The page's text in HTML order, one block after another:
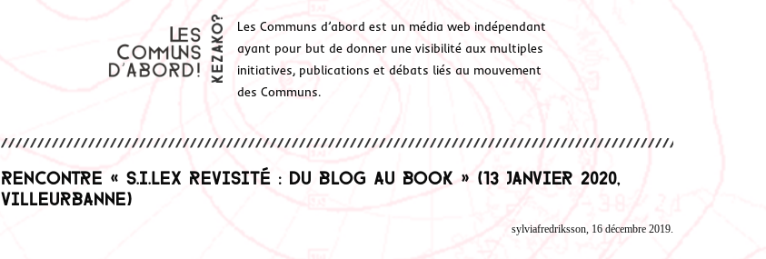
Les Communs d’abord est un média web indépendant
ayant pour but de donner une visibilité aux multiples
initiatives, publications et débats liés au mouvement
des Communs.
Rencontre « S.I.Lex revisité : du blog au book » (13 janvier 2020,
Villeurbanne)
sylviafredriksson, 16 décembre 2019.